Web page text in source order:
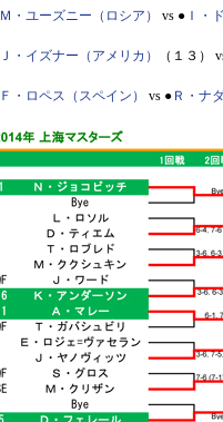
Ｍ・ユーズニー（ロシア） vs ● Ｉ・
Ｊ・イズナー（アメリカ） （１３）
Ｆ・ロペス（スペイン） vs ● Ｒ・ナ